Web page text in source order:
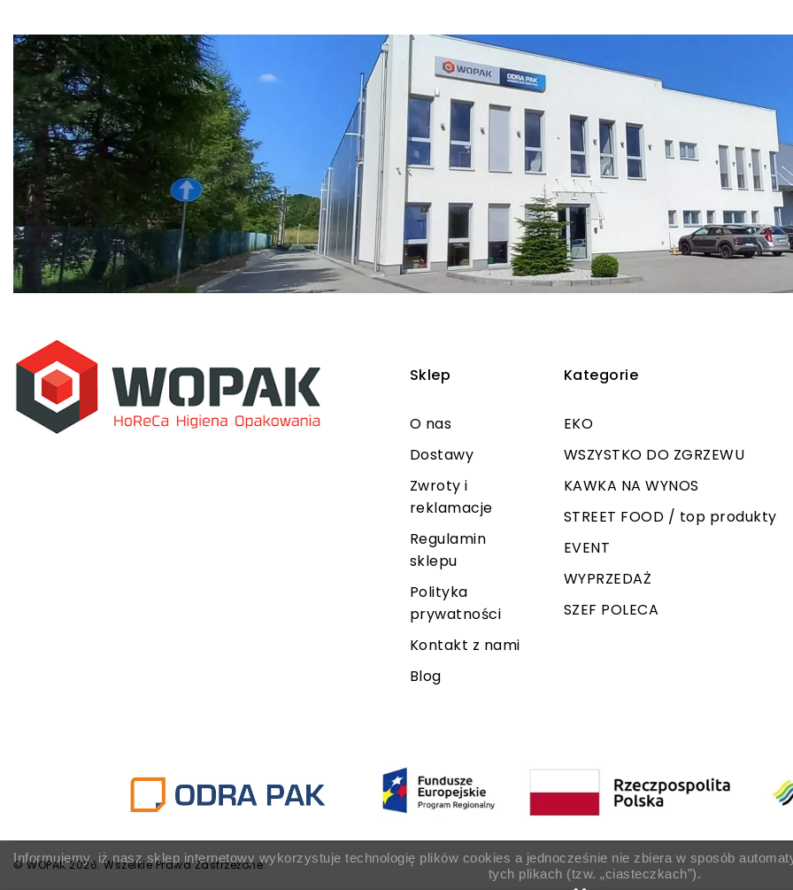
Sklep
O nas
Dostawy
Zwroty i
reklamacje
Regulamin
sklepu
Polityka
prywatności
Kontakt z nami
Blog
Kategorie
EKO
WSZYSTKO DO ZGRZEWU
KAWKA NA WYNOS
STREET FOOD / top produkty
EVENT
WYPRZEDAŻ
SZEF POLECA
Informujemy, iż nasz sklep internetowy wykorzystuje technologię plików cookies a jednocześnie nie zbiera w sposób
tych plikach (tzw. „ciasteczkach”).
© WOPAK 2026. Wszelkie Prawa Zastrzeżone.